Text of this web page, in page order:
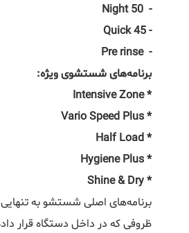
- Night 50
- Quick 45
- Pre rinse
برنامه‌های شستشوی ویژه:
* Intensive Zone
* Vario Speed Plus
* Half Load
* Hygiene Plus
* Shine & Dry
برنامه‌های اصلی شستشو به
ظروفی که در داخل دستگاه قرار